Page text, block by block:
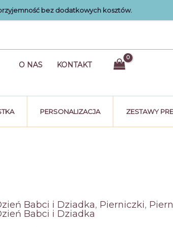
bez dodatkowych kosztów.
O NAS KONTAKT
PERSONALIZACJA ZESTAWY
Babci i Dziadka, Pierniczki,
Babci i Dziadka